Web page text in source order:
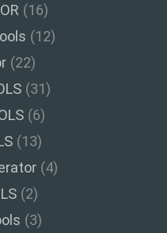
(16)
(12)
(22)
(31)
(6)
(13)
(4)
(2)
(3)